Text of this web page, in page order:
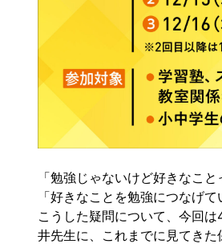
「勉強じゃないけど好きなこ
「好きなことを勉強につなげ
こうした疑問について、今回
井先生に、これまでに見てき